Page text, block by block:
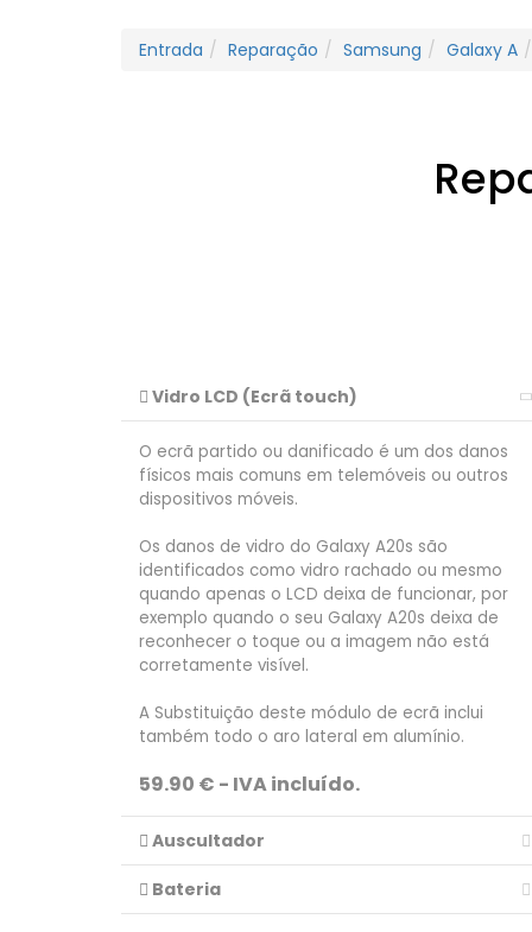
Entrada Reparação Samsung Galaxy A
Vidro LCD (Ecrã touch)
O ecrã partido ou danificado é um dos danos
físicos mais comuns em telemóveis ou outros
dispositivos móveis.
Os danos de vidro do Galaxy A20s são
identificados como vidro rachado ou mesmo
quando apenas o LCD deixa de funcionar, por
exemplo quando o seu Galaxy A20s deixa de
reconhecer o toque ou a imagem não está
corretamente visível.
A Substituição deste módulo de ecrã inclui
também todo o aro lateral em alumínio.
59.90 € - IVA incluído.
Auscultador
Bateria